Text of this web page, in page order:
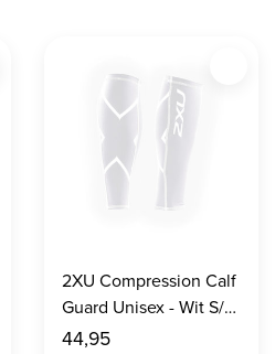
2XU Compression Calf
Guard Unisex - Wit S/
M en L
44,95